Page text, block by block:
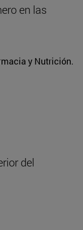
en las
y Nutrición.
del